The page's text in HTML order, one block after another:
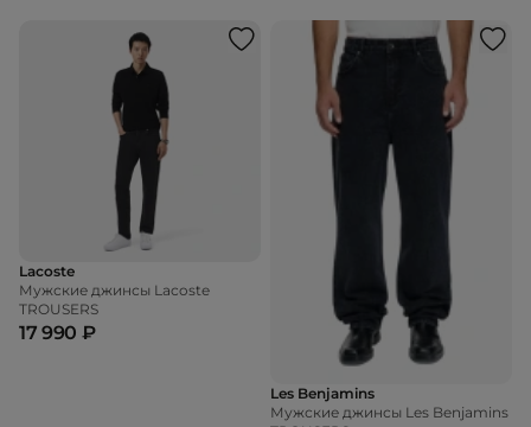
Lacoste
Мужские джинсы Lacoste
TROUSERS
17 990 ₽
Les Benjamins
Мужские джинсы Les Benjamins